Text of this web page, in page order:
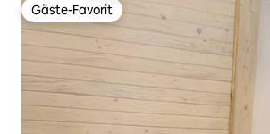
Gäste-Favorit
Gäste-Favorit